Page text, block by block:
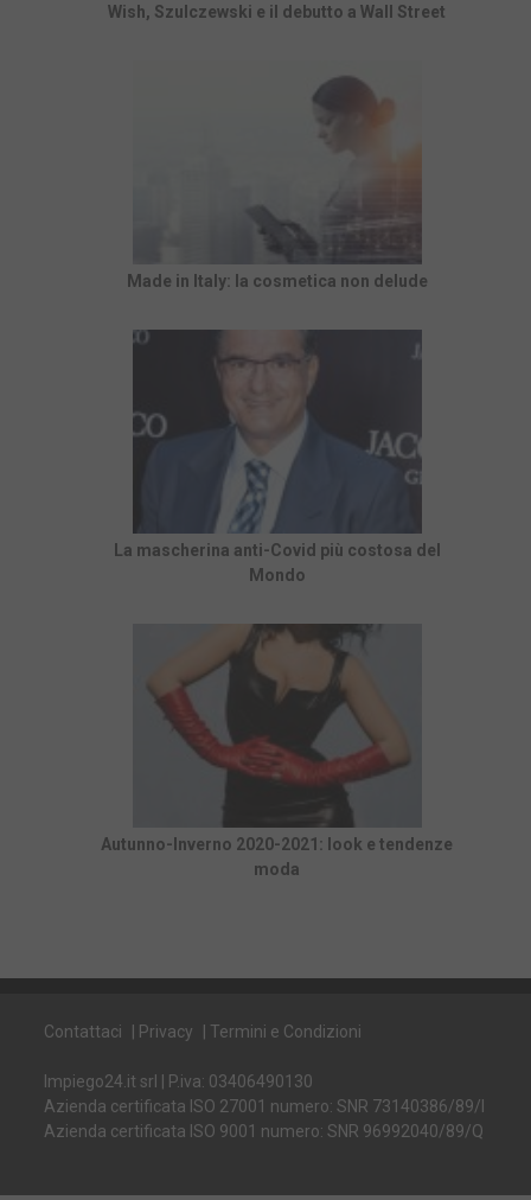
Wish, Szulczewski e il debutto a Wall Street
Made in Italy: la cosmetica non delude
La mascherina anti-Covid più costosa del
Mondo
Autunno-Inverno 2020-2021: look e tendenze
moda
Contattaci Privacy Termini e Condizioni
Impiego24.it srl | P.iva: 03406490130
Azienda certificata ISO 27001 numero: SNR 73140386/89/I
Azienda certificata ISO 9001 numero: SNR 96992040/89/Q